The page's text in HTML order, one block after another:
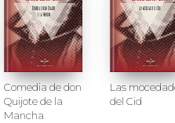
Comedia de don
Quijote de la
Mancha
Las
del Cid